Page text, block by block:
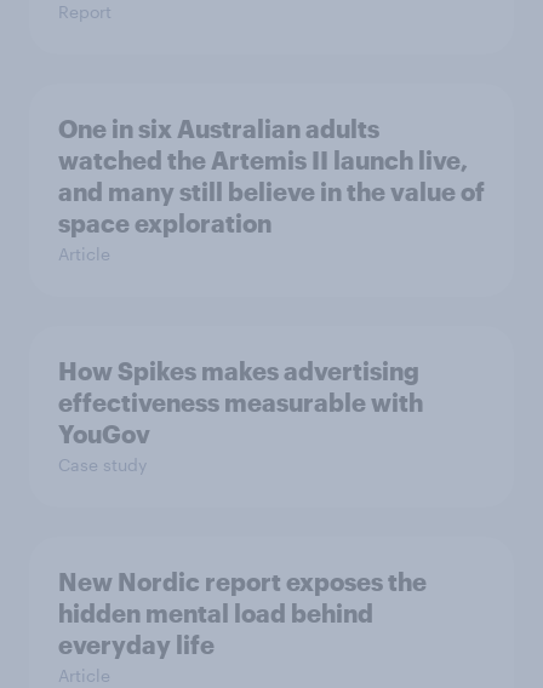
Report
One in six Australian adults
watched the Artemis II launch live,
and many still believe in the value of
space exploration
Article
How Spikes makes advertising
effectiveness measurable with
YouGov
Case study
New Nordic report exposes the
hidden mental load behind
everyday life
Article